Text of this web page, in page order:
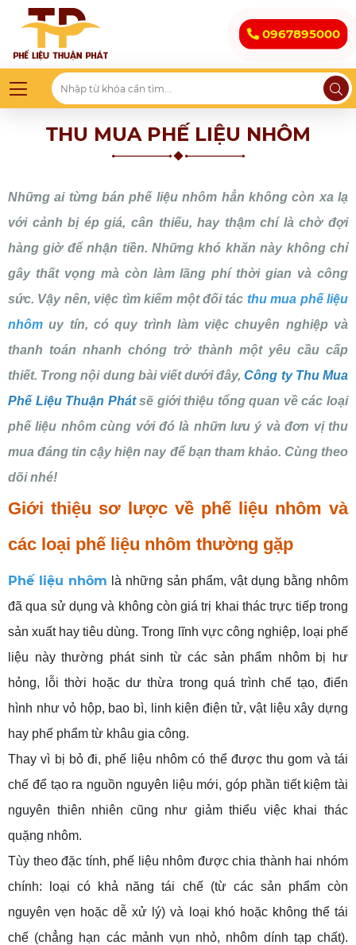
0967895000
THU MUA PHẾ LIỆU NHÔM
Những ai từng bán phế liệu nhôm hẳn không còn xa lạ
với cảnh bị ép giá, cân thiếu, hay thậm chí là chờ đợi
hàng giờ để nhận tiền. Những khó khăn này không chỉ
gây thất vọng mà còn làm lãng phí thời gian và công
sức. Vậy nên, việc tìm kiếm một đối tác thu mua phế liệu
nhôm uy tín, có quy trình làm việc chuyên nghiệp và
thanh toán nhanh chóng trở thành một yêu cầu cấp
thiết. Trong nội dung bài viết dưới đây,Công ty Thu Mua
Phế Liệu Thuận Phátsẽ giới thiệu tổng quan về các loại
phế liệu nhôm cùng với đó là nhữn lưu ý và đơn vị thu
mua đáng tin cậy hiện nay để bạn tham khảo. Cùng theo
dõi nhé!
Giới thiệu sơ lược về phế liệu nhôm và
các loại phế liệu nhôm thường gặp
Phế liệu nhôm là những sản phẩm, vật dụng bằng nhôm
đã qua sử dụng và không còn giá trị khai thác trực tiếp trong
sản xuất hay tiêu dùng. Trong lĩnh vực công nghiệp, loại phế
liệu này thường phát sinh từ các sản phẩm nhôm bị hư
hỏng, lỗi thời hoặc dư thừa trong quá trình chế tạo, điển
hình như vỏ hộp, bao bì, linh kiện điện tử, vật liệu xây dựng
hay phế phẩm từ khâu gia công.
Thay vì bị bỏ đi, phế liệu nhôm có thể được thu gom và tái
chế để tạo ra nguồn nguyên liệu mới, góp phần tiết kiệm tài
nguyên thiên nhiên cũng như giảm thiểu việc khai thác
quặng nhôm.
Tùy theo đặc tính, phế liệu nhôm được chia thành hai nhóm
chính: loại có khả năng tái chế (từ các sản phẩm còn
nguyên vẹn hoặc dễ xử lý) và loại khó hoặc không thể tái
chế (chẳng hạn các mảnh vụn nhỏ, nhôm dính tạp chất).